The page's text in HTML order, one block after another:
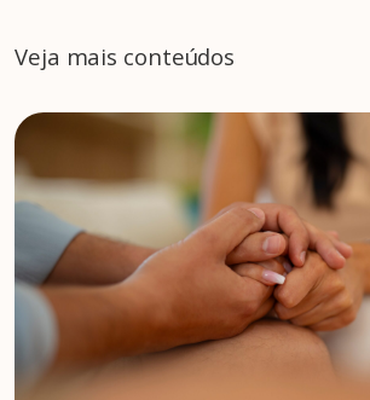
Veja mais conteúdos